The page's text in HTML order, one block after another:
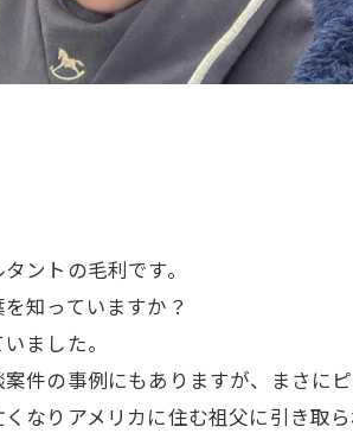
ントの毛利です。
知っていますか？
ました。
件の事例にもありますが、まさに
なりアメリカに住む祖父に引き取